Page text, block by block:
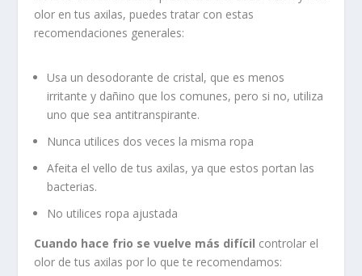
olor en tus axilas, puedes tratar con estas
recomendaciones generales:
Usa un desodorante de cristal, que es menos
irritante y dañino que los comunes, pero si no, utiliza
uno que sea antitranspirante.
Nunca utilices dos veces la misma ropa
Afeita el vello de tus axilas, ya que estos portan las
bacterias.
No utilices ropa ajustada
Cuando hace frio se vuelve más difícil controlar el
olor de tus axilas por lo que te recomendamos: